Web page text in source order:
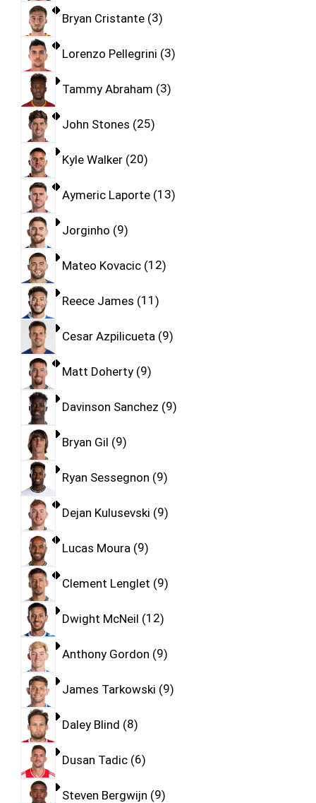
Bryan Cristante 3
Lorenzo Pellegrini 3
Tammy Abraham 3
John Stones 25
Kyle Walker 20
Aymeric Laporte 13
Jorginho 9
Mateo Kovacic 12
Reece James 11
Cesar Azpilicueta 9
Matt Doherty 9
Davinson Sanchez 9
Bryan Gil 9
Ryan Sessegnon 9
Dejan Kulusevski 9
Lucas Moura 9
Clement Lenglet 9
Dwight McNeil 12
Anthony Gordon 9
James Tarkowski 9
Daley Blind 8
Dusan Tadic 6
Steven Bergwijn 9